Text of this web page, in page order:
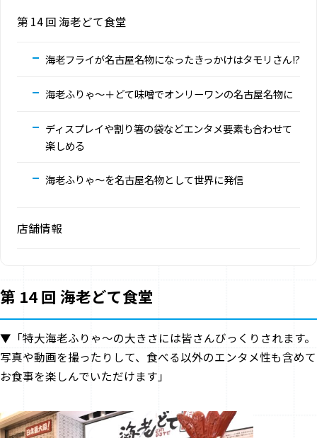
第 14 回 海老どて食堂
海老フライが名古屋名物になったきっかけはタモリさん!?
海老ふりゃ～＋どて味噌でオンリーワンの名古屋名物に
ディスプレイや割り箸の袋などエンタメ要素も合わせて
楽しめる
海老ふりゃ～を名古屋名物として世界に発信
店舗情報
第 14 回 海老どて食堂
▼「特大海老ふりゃ～の大きさには皆さんびっくりされます。
写真や動画を撮ったりして、食べる以外のエンタメ性も含めて
お食事を楽しんでいただけます」